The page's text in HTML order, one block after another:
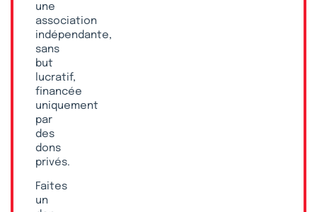
une
association
indépendante,
sans
but
lucratif,
financée
uniquement
par
des
dons
privés.
Faites
un